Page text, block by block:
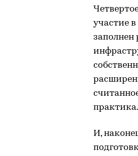
участие
заполнен
практика.
И,